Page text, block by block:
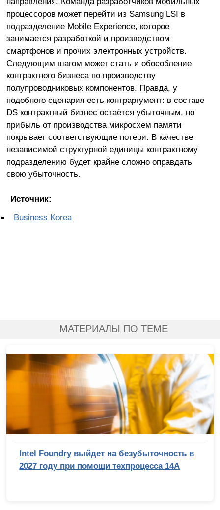
процессоров может перейти из Samsung LSI в
подразделение Mobile Experience, которое
занимается разработкой и производством
смартфонов и прочих электронных устройств.
Следующим шагом может стать и обособление
контрактного бизнеса по производству
полупроводниковых компонентов. Правда, у
подобного сценария есть контраргумент: в составе
DS контрактный бизнес остаётся убыточным, но
прибыль от производства микросхем памяти
покрывает соответствующие потери. В качестве
независимой структурной единицы контрактному
подразделению будет крайне сложно оправдать
свою убыточность.
Источник:
Business Korea
МАТЕРИАЛЫ ПО ТЕМЕ
Intel Foundry выйдет на безубыточность в
2027 году при помощи техпроцесса 14A